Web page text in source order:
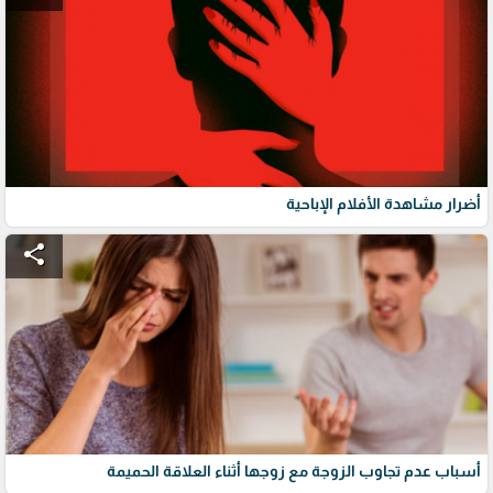
أضرار مشاهدة الأفلام الإباحية
share
أسباب عدم تجاوب الزوجة مع زوجها أثناء العلاقة الحميمة